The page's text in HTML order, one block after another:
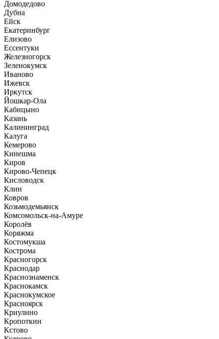
Домодедово
Дубна
Ейск
Екатеринбург
Елизово
Ессентуки
Железногорск
Зеленокумск
Иваново
Ижевск
Иркутск
Йошкар-Ола
Кабицыно
Казань
Калининград
Калуга
Кемерово
Кинешма
Киров
Кирово-Чепецк
Кисловодск
Клин
Ковров
Козьмодемьянск
Комсомольск-на-Амуре
Королёв
Коряжма
Костомукша
Кострома
Красногорск
Краснодар
Краснознаменск
Краснокамск
Краснокумское
Красноярск
Криулино
Кропоткин
Кстово